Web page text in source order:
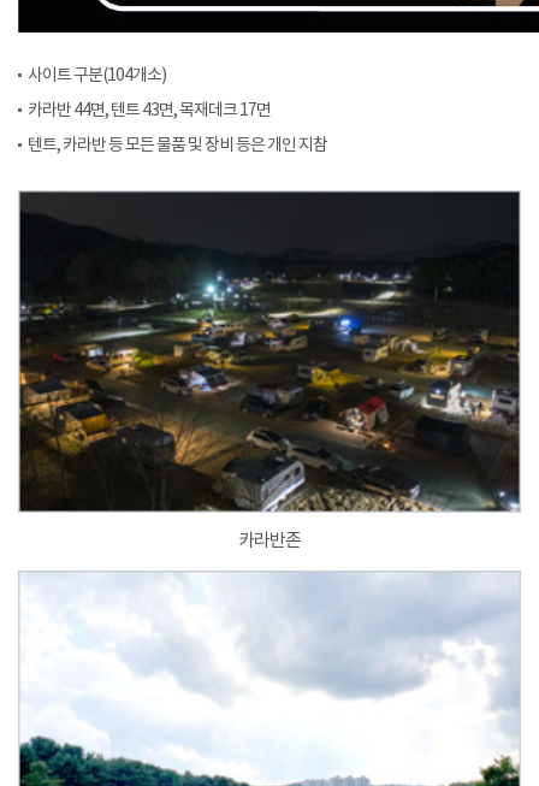
사이트 구분(104개소)
카라반 44면, 텐트 43면, 목재데크 17면
텐트, 카라반 등 모든 물품 및 장비 등은 개인 지참
카라반존